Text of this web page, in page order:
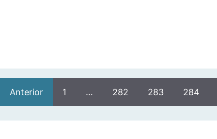
Anterior 1 … 282 283 284